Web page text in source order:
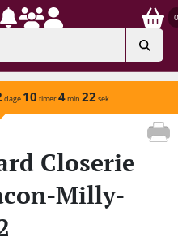
0
dage 10 timer4min 22 sek
Closerie
Milly-